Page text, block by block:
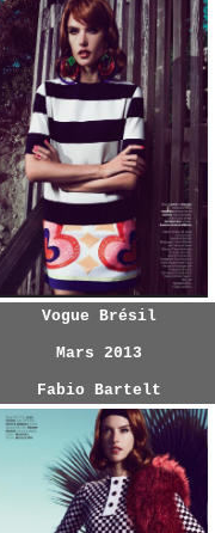
Vogue Brésil
Mars 2013
Fabio Bartelt